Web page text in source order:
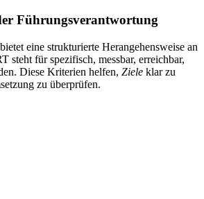
Führungsverantwortung
eine strukturierte Herangehensweise an
steht für spezifisch, messbar, erreichbar,
Diese Kriterien helfen, Ziele klar zu
zu überprüfen.